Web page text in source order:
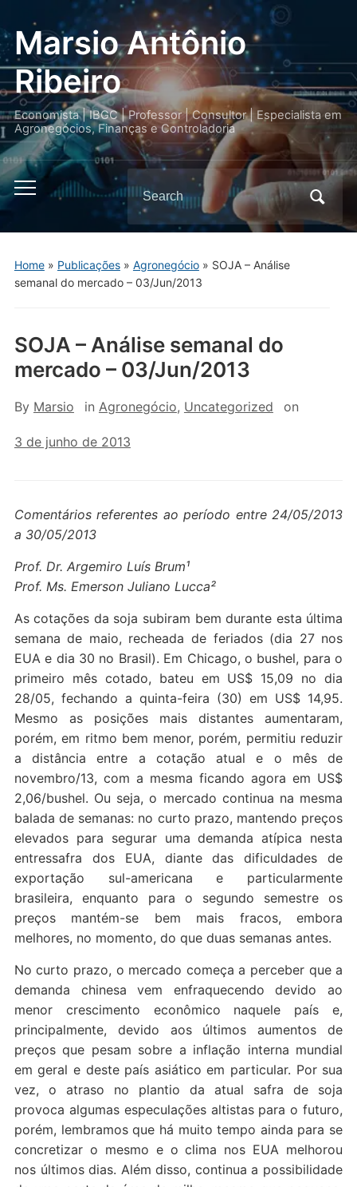
Marsio Antônio
Ribeiro
Economista | IBGC | Professor | Consultor | Especialista em
Agronegócios, Finanças e Controladoria
Toggle
menu
for:
Home» Publicações» Agronegócio» SOJA – Análise
semanal do mercado – 03/Jun/2013
SOJA – Análise semanal do
mercado – 03/Jun/2013
By Marsio in Agronegócio, Uncategorized on
3 de junho de 2013
Comentários referentes ao período entre 24/05/2013
a 30/05/2013
Prof. Dr. Argemiro Luís Brum¹
Prof. Ms. Emerson Juliano Lucca²
As cotações da soja subiram bem durante esta última
semana de maio, recheada de feriados (dia 27 nos
EUA e dia 30 no Brasil). Em Chicago, o bushel, para o
primeiro mês cotado, bateu em US$ 15,09 no dia
28/05, fechando a quinta-feira (30) em US$ 14,95.
Mesmo as posições mais distantes aumentaram,
porém, em ritmo bem menor, porém, permitiu reduzir
a distância entre a cotação atual e o mês de
novembro/13, com a mesma ficando agora em US$
2,06/bushel. Ou seja, o mercado continua na mesma
balada de semanas: no curto prazo, mantendo preços
elevados para segurar uma demanda atípica nesta
entressafra dos EUA, diante das dificuldades de
exportação sul-americana e particularmente
brasileira, enquanto para o segundo semestre os
preços mantém-se bem mais fracos, embora
melhores, no momento, do que duas semanas antes.
No curto prazo, o mercado começa a perceber que a
demanda chinesa vem enfraquecendo devido ao
menor crescimento econômico naquele país e,
principalmente, devido aos últimos aumentos de
preços que pesam sobre a inflação interna mundial
em geral e deste país asiático em particular. Por sua
vez, o atraso no plantio da atual safra de soja
provoca algumas especulações altistas para o futuro,
porém, lembramos que há muito tempo ainda para se
concretizar o mesmo e o clima nos EUA melhorou
nos últimos dias. Além disso, continua a possibilidade